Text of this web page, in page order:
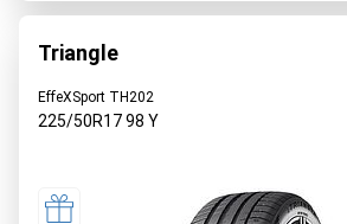
Triangle
EffeXSport TH202
225/50R1798 Y